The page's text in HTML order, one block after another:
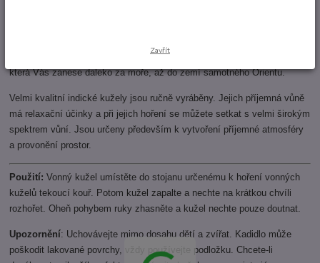
relaxaci, zvýšení spirituality a vytvoření příjemné inspirativní nálady,
která Vás zanese daleko za moře, až do zemí samotného Orientu.
Velmi kvalitní indické kužely jsou ručně vyráběny. Jejich příjemná vůně
má relaxační účinky a při jejich hoření se můžete setkat s velmi širokým
spektrem vůní. Jsou určeny především k vytvoření příjemné atmosféry
a provonění prostor.
Použití: Vonný kužel umístěte do stojanu určenému k hoření vonných
kuželů tekoucí kouř. Potom kužel zapalte a nechte na krátkou chvíli
rozhořet. Oheň pohybem ruky zhasněte a kužel nechte pouze doutnat.
Upozornění: Uchovávejte mimo dosahu dětí a zvířat. Kadidlo může
poškodit lakované povrchy, vždy používejte podložku. Chcete-li
Zavřít